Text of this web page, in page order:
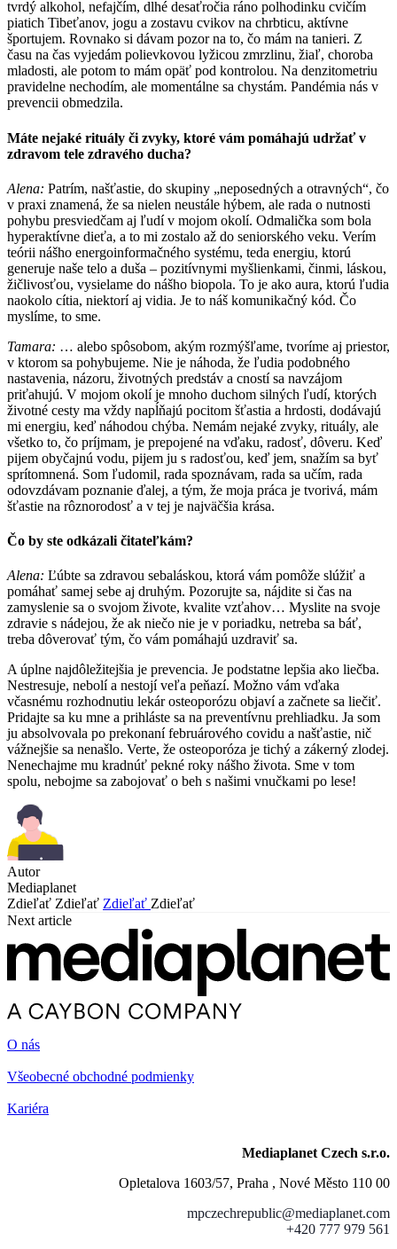
tvrdý alkohol, nefajčím, dlhé desaťročia ráno polhodinku cvičím
piatich Tibeťanov, jogu a zostavu cvikov na chrbticu, aktívne
športujem. Rovnako si dávam pozor na to, čo mám na tanieri. Z
času na čas vyjedám polievkovou lyžicou zmrzlinu, žiaľ, choroba
mladosti, ale potom to mám opäť pod kontrolou. Na denzitometriu
pravidelne nechodím, ale momentálne sa chystám. Pandémia nás v
prevencii obmedzila.
Máte nejaké rituály či zvyky, ktoré vám pomáhajú udržať v
zdravom tele zdravého ducha?
Alena: Patrím, našťastie, do skupiny „neposedných a otravných“, čo
v praxi znamená, že sa nielen neustále hýbem, ale rada o nutnosti
pohybu presviedčam aj ľudí v mojom okolí. Odmalička som bola
hyperaktívne dieťa, a to mi zostalo až do seniorského veku. Verím
teórii nášho energoinformačného systému, teda energiu, ktorú
generuje naše telo a duša – pozitívnymi myšlienkami, činmi, láskou,
žičlivosťou, vysielame do nášho biopola. To je ako aura, ktorú ľudia
naokolo cítia, niektorí aj vidia. Je to náš komunikačný kód. Čo
myslíme, to sme.
Tamara: … alebo spôsobom, akým rozmýšľame, tvoríme aj priestor,
v ktorom sa pohybujeme. Nie je náhoda, že ľudia podobného
nastavenia, názoru, životných predstáv a cností sa navzájom
priťahujú. V mojom okolí je mnoho duchom silných ľudí, ktorých
životné cesty ma vždy napĺňajú pocitom šťastia a hrdosti, dodávajú
mi energiu, keď náhodou chýba. Nemám nejaké zvyky, rituály, ale
všetko to, čo príjmam, je prepojené na vďaku, radosť, dôveru. Keď
pijem obyčajnú vodu, pijem ju s radosťou, keď jem, snažím sa byť
sprítomnená. Som ľudomil, rada spoznávam, rada sa učím, rada
odovzdávam poznanie ďalej, a tým, že moja práca je tvorivá, mám
šťastie na rôznorodosť a v tej je najväčšia krása.
Čo by ste odkázali čitateľkám?
Alena: Ľúbte sa zdravou sebaláskou, ktorá vám pomôže slúžiť a
pomáhať samej sebe aj druhým. Pozorujte sa, nájdite si čas na
zamyslenie sa o svojom živote, kvalite vzťahov… Myslite na svoje
zdravie s nádejou, že ak niečo nie je v poriadku, netreba sa báť,
treba dôverovať tým, čo vám pomáhajú uzdraviť sa.
A úplne najdôležitejšia je prevencia. Je podstatne lepšia ako liečba.
Nestresuje, nebolí a nestojí veľa peňazí. Možno vám vďaka
včasnému rozhodnutiu lekár osteoporózu objaví a začnete sa liečiť.
Pridajte sa ku mne a prihláste sa na preventívnu prehliadku. Ja som
ju absolvovala po prekonaní februárového covidu a našťastie, nič
vážnejšie sa nenašlo. Verte, že osteoporóza je tichý a zákerný zlodej.
Nenechajme mu kradnúť pekné roky nášho života. Sme v tom
spolu, nebojme sa zabojovať o beh s našimi vnučkami po lese!
Autor
Mediaplanet
Zdieľať Zdieľať Zdieľať Zdieľať
Next article
O nás
Všeobecné obchodné podmienky
Kariéra
Mediaplanet Czech s.r.o.
Opletalova 1603/57, Praha , Nové Město 110 00
mpczechrepublic@mediaplanet.com
+420 777 979 561